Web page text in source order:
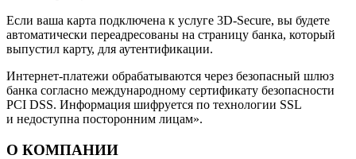
Если ваша карта подключена к услуге 3D-Secure, вы будете
автоматически переадресованы на страницу банка, который
выпустил карту, для аутентификации.
Интернет-платежи обрабатываются через безопасный шлюз
банка согласно международному сертификату безопасности
PCI DSS. Информация шифруется по технологии SSL
и недоступна посторонним лицам».
О КОМПАНИИ